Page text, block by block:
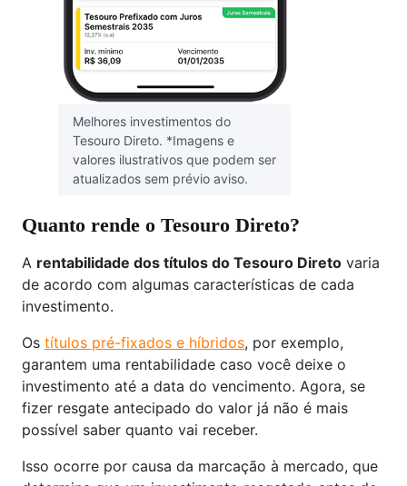
Melhores investimentos do
Tesouro Direto. *Imagens e
valores ilustrativos que podem ser
atualizados sem prévio aviso.
Quanto rende o Tesouro Direto?
A rentabilidade dos títulos do Tesouro Direto varia
de acordo com algumas características de cada
investimento.
Os títulos pré-fixados e híbridos, por exemplo,
garantem uma rentabilidade caso você deixe o
investimento até a data do vencimento. Agora, se
fizer resgate antecipado do valor já não é mais
possível saber quanto vai receber.
Isso ocorre por causa da marcação à mercado, que